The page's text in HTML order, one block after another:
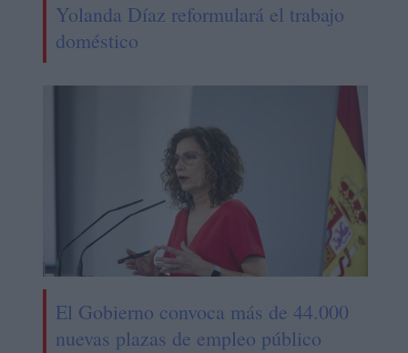
Yolanda Díaz reformulará el trabajo
doméstico
El Gobierno convoca más de 44.000
nuevas plazas de empleo público